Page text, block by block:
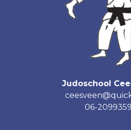
Judoschool
06-